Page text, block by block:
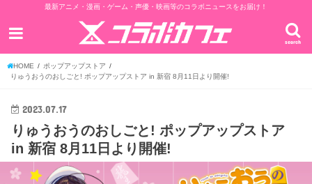
最新アニメ・漫画・ゲーム・声優・映画等のコラボニュースをお届け！
search
HOME
ポップアップストア
りゅうおうのおしごと! ポップアップストア in 新宿 8月11日より開催!
2023.07.17
りゅうおうのおしごと! ポップアップストア
in 新宿 8月11日より開催!